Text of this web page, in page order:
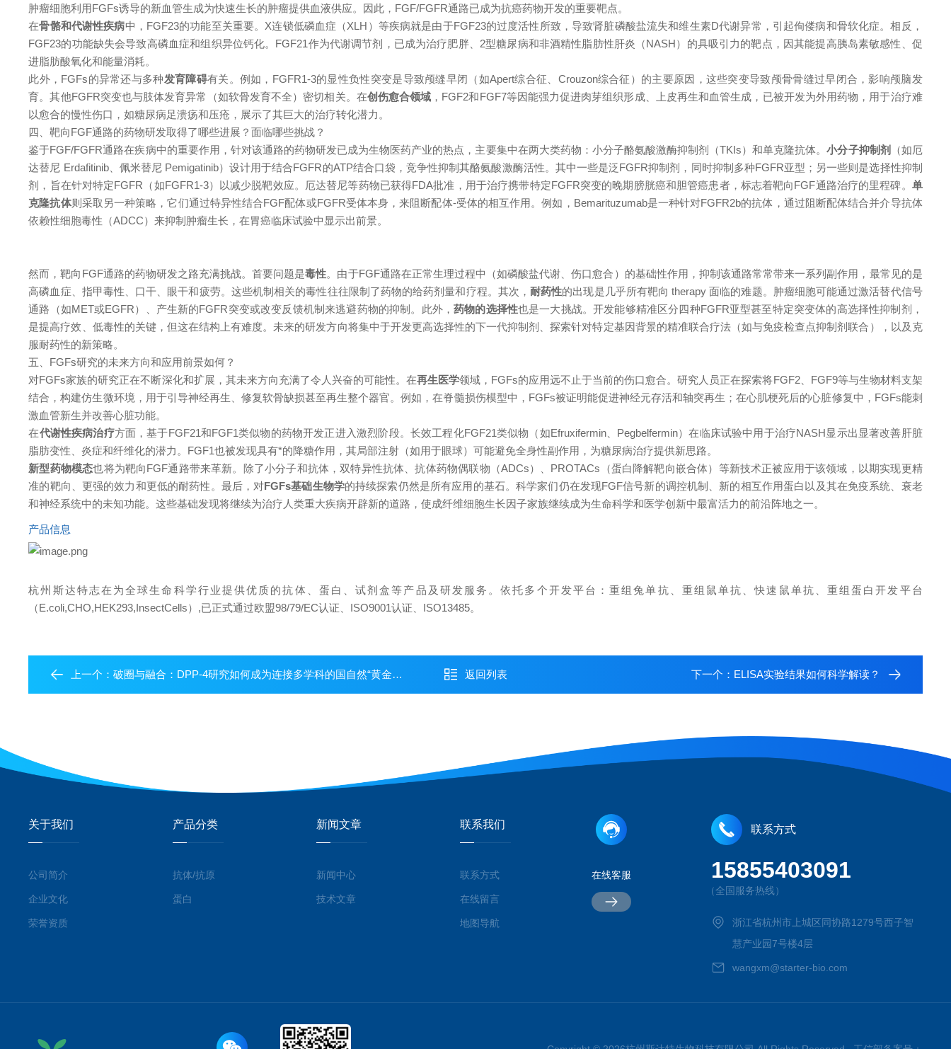
肿瘤细胞利用FGFs诱导的新血管生成为快速生长的肿瘤提供血液供应。因此，FGF/FGFR通路已成为抗癌药物开发的重要靶点。
在骨骼和代谢性疾病中，FGF23的功能至关重要。X连锁低磷血症（XLH）等疾病就是由于FGF23的过度活性所致，导致肾脏磷酸盐流失和维生素D代谢异常，引起佝偻病和骨软化症。相反，
FGF23的功能缺失会导致高磷血症和组织异位钙化。FGF21作为代谢调节剂，已成为治疗肥胖、2型糖尿病和非酒精性脂肪性肝炎（NASH）的具吸引力的靶点，因其能提高胰岛素敏感性、促
进脂肪酸氧化和能量消耗。
此外，FGFs的异常还与多种发育障碍有关。例如，FGFR1-3的显性负性突变是导致颅缝早闭（如Apert综合征、Crouzon综合征）的主要原因，这些突变导致颅骨骨缝过早闭合，影响颅脑发
育。其他FGFR突变也与肢体发育异常（如软骨发育不全）密切相关。在创伤愈合领域 ，FGF2和FGF7等因能强力促进肉芽组织形成、上皮再生和血管生成，已被开发为外用药物，用于治疗难
以愈合的慢性伤口，如糖尿病足溃疡和压疮，展示了其巨大的治疗转化潜力。
四、靶向FGF通路的药物研发取得了哪些进展？面临哪些挑战？
鉴于FGF/FGFR通路在疾病中的重要作用，针对该通路的药物研发已成为生物医药产业的热点，主要集中在两大类药物：小分子酪氨酸激酶抑制剂（TKIs）和单克隆抗体。小分子抑制剂
（如厄
达替尼 Erdafitinib、佩米替尼 Pemigatinib）设计用于结合FGFR的ATP结合口袋，竞争性抑制其酪氨酸激酶活性。其中一些是泛FGFR抑制剂，同时抑制多种FGFR亚型；另一些则是选择性抑制
剂，旨在针对特定FGFR（如FGFR1-3）以减少脱靶效应。厄达替尼等药物已获得FDA批准，用于治疗携带特定FGFR突变的晚期膀胱癌和胆管癌患者，标志着靶向FGF通路治疗的里程碑。 单
克隆抗体则采取另一种策略，它们通过特异性结合FGF配体或FGFR受体本身，来阻断配体-受体的相互作用。例如，Bemarituzumab是一种针对FGFR2b的抗体，通过阻断配体结合并介导抗体
依赖性细胞毒性（ADCC）来抑制肿瘤生长，在胃癌临床试验中显示出前景。
然而，靶向FGF通路的药物研发之路充满挑战。首要问题是毒性。由于FGF通路在正常生理过程中（如磷酸盐代谢、伤口愈合）的基础性作用，抑制该通路常常带来一系列副作用，最常见的是
高磷血症、指甲毒性、口干、眼干和疲劳。这些机制相关的毒性往往限制了药物的给药剂量和疗程。其次，耐药性的出现是几乎所有靶向 therapy 面临的难题。肿瘤细胞可能通过激活替代信号
通路（如MET或EGFR）、产生新的FGFR突变或改变反馈机制来逃避药物的抑制。此外，药物的选择性也是一大挑战。开发能够精准区分四种FGFR亚型甚至特定突变体的高选择性抑制剂，
是提高疗效、低毒性的关键，但这在结构上有难度。未来的研发方向将集中于开发更高选择性的下一代抑制剂、探索针对特定基因背景的精准联合疗法（如与免疫检查点抑制剂联合），以及克
服耐药性的新策略。
五、FGFs研究的未来方向和应用前景如何？
对FGFs家族的研究正在不断深化和扩展，其未来方向充满了令人兴奋的可能性。在再生医学领域，FGFs的应用远不止于当前的伤口愈合。研究人员正在探索将FGF2、FGF9等与生物材料支架
结合，构建仿生微环境，用于引导神经再生、修复软骨缺损甚至再生整个器官。例如，在脊髓损伤模型中，FGFs被证明能促进神经元存活和轴突再生；在心肌梗死后的心脏修复中，FGFs能刺
激血管新生并改善心脏功能。
在代谢性疾病治疗方面，基于FGF21和FGF1类似物的药物开发正进入激烈阶段。长效工程化FGF21类似物（如Efruxifermin、Pegbelfermin）在临床试验中用于治疗NASH显示出显著改善肝脏
脂肪变性、炎症和纤维化的潜力。FGF1也被发现具有*的降糖作用，其局部注射（如用于眼球）可能避免全身性副作用，为糖尿病治疗提供新思路。
新型药物模态也将为靶向FGF通路带来革新。除了小分子和抗体，双特异性抗体、抗体药物偶联物（ADCs）、PROTACs（蛋白降解靶向嵌合体）等新技术正被应用于该领域，以期实现更精
准的靶向、更强的效力和更低的耐药性。最后，对FGFs基础生物学的持续探索仍然是所有应用的基石。科学家们仍在发现FGF信号新的调控机制、新的相互作用蛋白以及其在免疫系统、衰老
和神经系统中的未知功能。这些基础发现将继续为治疗人类重大疾病开辟新的道路，使成纤维细胞生长因子家族继续成为生命科学和医学创新中最富活力的前沿阵地之一。
产品信息
杭州斯达特志在为全球生命科学行业提供优质的抗体、蛋白、试剂盒等产品及研发服务。依托多个开发平台：重组兔单抗、重组鼠单抗、快速鼠单抗、重组蛋白开发平台
（E.coli,CHO,HEK293,InsectCells）,已正式通过欧盟98/79/EC认证、ISO9001认证、ISO13485。
上一个：破圈与融合：DPP-4研究如何成为连接多学科的国自然“黄金赛道 返回列表 下一个： ELISA实验结果如何科学解读？
关于我们
公司简介
企业文化
荣誉资质
产品分类
抗体/抗原
蛋白
新闻文章
新闻中心
技术文章
联系我们
联系方式
在线留言
地图导航
在线客服
联系方式
15855403091
（全国服务热线）
浙江省杭州市上城区同协路1279号西子智
慧产业园7号楼4层
wangxm@starter-bio.com